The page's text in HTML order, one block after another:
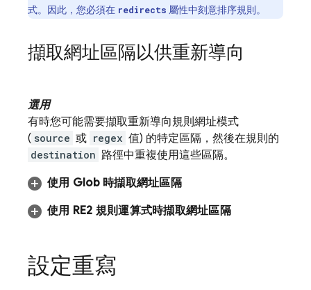
式。因此，您必須在 redirects 屬性中刻意排序規則。
擷取網址區隔以供重新導向
選用
有時您可能需要擷取重新導向規則網址模式
( source 或 regex 值) 的特定區隔，然後在規則的
destination 路徑中重複使用這些區隔。
使用 Glob 時擷取網址區隔
使用 RE2 規則運算式時擷取網址區隔
設定重寫